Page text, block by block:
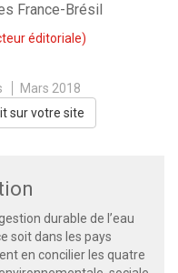
France-Brésil
éditoriale)
Mars 2018
sur votre site
durable de l’eau
soit dans les pays
en concilier les quatre